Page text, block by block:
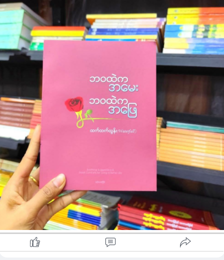
ြောမလားဆိုတာ ဆုံးဖြတ်နိုင်မယ်၊ Consistent Personality -
ကားပြောနေတဲ့အချိန်မှာ AI ကို ပြောနေတာမဟုတ်ပဲ Maya နဲ့
ဆိုပြီး နာမည်ပေးထားတဲ့ လူတွေကို ပြောနေရသလို သူတို့မှာ
ယ်ပိုင် Personality တွေရှိမယ်။
လိုမျိုး Voice Presence ရအောင် လုပ်နေတာက လုံးဝ Perfect
ြစ်နေတာတော့မဟုတ်သေးဘူး။ အခုနကပြောတဲ့ လူတစ်ယောက်
ကားပြောတဲ့ဟန်ကို ရနေဖို့အတွက် Sesame AI မှာ ဘယ်လိုမျိုး
ေရာတွေမှာ ဘယ်လိုအချက်လေးတွေထည့်မယ်ဆိုတာက အခုနက
Speech Model မှာရှိပြီးသားပါ။ Perfect မဖြစ်
ေမယ့် တော်တော်လေးကို Natural ဖြစ်နေတယ်။
ယ်တိုင်စမ်းပြီး စကားပြောကြည့်တဲ့အချိန်မှာလည်း တချို့နေရာ
ေမှာ အသက်ရှုတာမျိုးတွေ၊ AI ပဲ ဘယ်စကားလုံးကို အသံထွက်
မှန်သိနေပေမယ့် လူတစ်ယောက်လို ၂ ခါထပ်ပြောတာမျိုးတွေ၊
Tone တွေနဲ့ပြောတာမျိုး၊ နောက်ဆုံး ခဏမိနစ်ပိုင်း
ကားပြောပြီးတဲ့အချိန်မှာတင် ကိုယ်တွေရဲ့ MBTI က ဘာဖြစ်
ောက်လဲဆိုတာကို ခန့်မှန်းနိုင်တာတွေက တော်တော်လေး
ဖြစ်ဖို့ကောင်းတယ်။
ဒါနဲ့ စိတ်ဝင်စားပြီး လိုက်ရှာကြည့်တော့ Sesame AI ရဲ့ CTO
ယ်တိုင်က ဒီလို AI ခေတ်မှာ လူတစ်ယောက်လို Personality ရှိတဲ့
ကိုပဲ တချို့နေရာမှာ သိပ်မမှန်တာမျိုး၊ အရမ်းမတော်နေရင်တောင်
အတိုင်းပဲ စကားပြောနိုင်မယ့် အဖော်ဖြစ်ဖို့ ရည်ရွယ်ထားတယ်ဆို
ြီး ပြောထားတာမြင်တော့ ဆက်စောင့်ကြည့်ရမယ့် ကုမ္ပဏီတစ်ခု
ြစ်လာပြီ။ လောလောဆယ်မှာ Sesame AI ကို App အနေနဲ့ သုံးနိုင်
ကြောင်းသိထားရင်တော့ အသာလေးထိန်းထားပြီး
Energy ကို ကောင်းတဲ့ဘက် ရောက်လာအောင်
ပ်လို့ရပါတယ် ။ သတိနဲ့ သိနေရင် စိတ်ပျက်လက်ပျက်ဖြစ်နေတဲ့
တ်က ကိုယ့်ကို လွှမ်းမိုးတာ မခံရတော့ဘူး ။
တ်အေးတဲ့အခါ သတိလေးနဲ့ ကိုယ့်ကိုယ်ကိုယ် စကားပြောပါ ။ ကို
ယ်ကိုယ် စိတ်အေးလက်အေး နားလည်အောင် ရှင်းပြတာနော် ။
talk လုပ်တတ်ဖို့ အင်မတန် အရေးကြီးတယ် ။
ြာရင် စိတ်က လူကြီး ဆန်လာတယ် ။ ဖြစ်ချင်တာ နဲ့ ဖြစ်သင့်တာ
စ်ထပ်တည်းကျသွားပြီဆိုရင် အဲဒီလူမှာ စိတ်ဓာတ်အင်အားတွေ
များကြီး တိုးလာပါလိမ့်မယ် ။
ာဏ်ပညာလည်း ကြီးလာလိမ့်မယ် ။ ကြည်လင်အေးချမ်းတဲ့သူတစ်
ောက်လည်း ဖြစ်လာပါလိမ့်မယ် ။ ပြဿနာဆိုတာ ဘဝနဲ့အတူတူ
ပါလာပြီးသားပါနော် ။ ဘဝရှိရင် ပြဿနာ ရှိတာပါပဲ ။ ရှောင်လွှဲချင်
မရပါဘူး ။
ဝနဲ့ အတူရှိနေတဲ့ မလွှဲသာမရှောင်သာ ပြဿနာတွေ
တ်ဆင်းရဲမှုတွေအပေါ် ဘယ်လိုသဘောထားရမလဲ ဘယ်လိုအမြင်နဲ့
ြည့်ရမလဲ ။ အဲဒါ အရေးကြီးပါတယ် ။
ြုံတွေ့ရတဲ့ လောကဓံတွေ အခက်အခဲဒုက္ခကြောင့်
ယ်ဟာ ပိုပြီးတော့ သဘောထားမှန်အောင်
ားတတ်တဲ့သူ ဖြစ်လာရမယ် ။ စိတ်ထား ပိုကောင်းတဲ့သူ ဖြစ်လာရ
ယ် ။
ယ့်ပြဿနာတွေ ကိုယ့်အခက်အခဲတွေကို ဖြေရှင်းရင်း
ယ်ဟာ အရင်ထက် ပိုပြီး ဉာဏ်ရင့်သန်လာတဲ့သူ ဖြစ်ရမယ် ။